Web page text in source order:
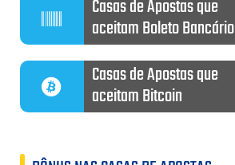
Casas de Apostas que
aceitam Boleto Bancário
Casas de Apostas que
aceitam Bitcoin